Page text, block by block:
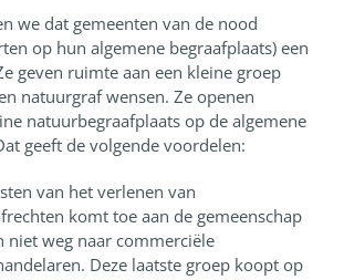
we dat gemeenten van de nood
op hun algemene begraafplaats) een
geven ruimte aan een kleine groep
natuurgraf wensen. Ze openen
natuurbegraafplaats op de algemene
geeft de volgende voordelen:
van het verlenen van
komt toe aan de gemeenschap
niet weg naar commerciële
Deze laatste groep koopt op